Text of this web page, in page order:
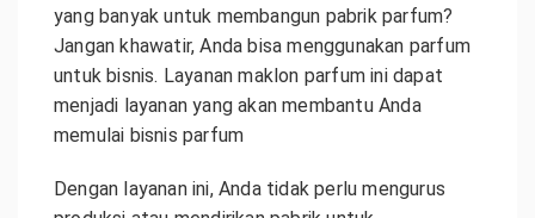
yang banyak untuk membangun pabrik parfum?
Jangan khawatir, Anda bisa menggunakan parfum
untuk bisnis. Layanan maklon parfum ini dapat
menjadi layanan yang akan membantu Anda
memulai bisnis parfum
Dengan layanan ini, Anda tidak perlu mengurus